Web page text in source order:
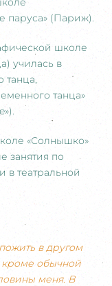
паруса» (Париж).
школе
училась в
танца,
танца»
«Солнышко»
занятия по
в театральной
в другом
кроме обычной
меня. В